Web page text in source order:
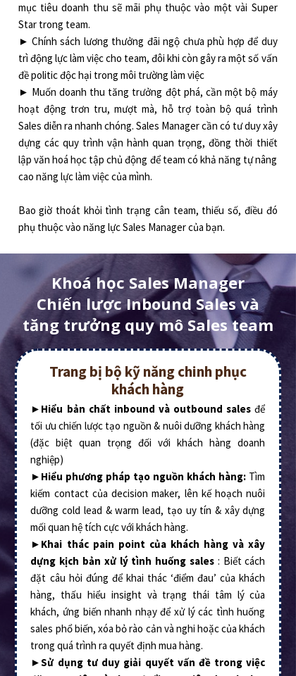
mục tiêu doanh thu sẽ mãi phụ thuộc vào một vài Super
Star trong team.
► Chính sách lương thưởng đãi ngộ chưa phù hợp để duy
trì động lực làm việc cho team, đôi khi còn gây ra một số vấn
đề politic độc hại trong môi trường làm việc
► Muốn doanh thu tăng trưởng đột phá, cần một bộ máy
hoạt động trơn tru, mượt mà, hỗ trợ toàn bộ quá trình
Sales diễn ra nhanh chóng. Sales Manager cần có tư duy xây
dựng các quy trình vận hành quan trọng, đồng thời thiết
lập văn hoá học tập chủ động để team có khả năng tự nâng
cao năng lực làm việc của mình.
Bao giờ thoát khỏi tình trạng cân team, thiếu số, điều đó
phụ thuộc vào năng lực Sales Manager của bạn.
Khoá học Sales Manager
Chiến lược Inbound Sales và
tăng trưởng quy mô Sales team
► Hiểu bản chất inbound và outbound salesđể
tối ưu chiến lược tạo nguồn & nuôi dưỡng khách hàng
(đặc biệt quan trọng đối với khách hàng doanh
nghiệp)
► Hiểu phương pháp tạo nguồn khách hàng: Tìm
kiếm contact của decision maker, lên kế hoạch nuôi
dưỡng cold lead & warm lead, tạo uy tín & xây dựng
mối quan hệ tích cực với khách hàng.
► Khai thác pain point của khách hàng và xây
dựng kịch bản xử lý tình huống sales : Biết cách
đặt câu hỏi đúng để khai thác ‘điểm đau’ của khách
hàng, thấu hiểu insight và trạng thái tâm lý của
khách, ứng biến nhanh nhạy để xử lý các tình huống
sales phổ biến, xóa bỏ rào cản và nghi hoặc của khách
trong quá trình ra quyết định mua hàng.
►Sử dụng tư duy giải quyết vấn đề trong việc
Trang bị bộ kỹ năng chinh phục
khách hàng